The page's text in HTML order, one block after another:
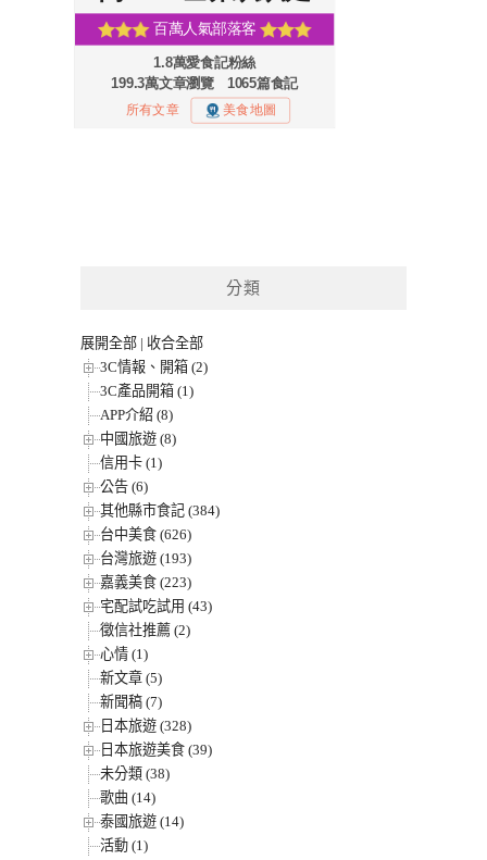
分類
展開全部 | 收合全部
3C情報、開箱 (2)
3C產品開箱 (1)
APP介紹 (8)
中國旅遊 (8)
信用卡 (1)
公告 (6)
其他縣市食記 (384)
台中美食 (626)
台灣旅遊 (193)
嘉義美食 (223)
宅配試吃試用 (43)
徵信社推薦 (2)
心情 (1)
新文章 (5)
新聞稿 (7)
日本旅遊 (328)
日本旅遊美食 (39)
未分類 (38)
歌曲 (14)
泰國旅遊 (14)
活動 (1)